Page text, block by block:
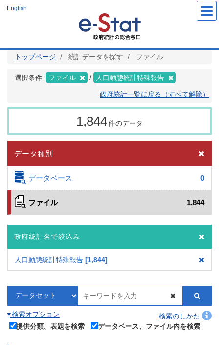
ツ
English
トップページ 統計データを探す ファイル
選択条件: ファイル 人口動態統計特殊報告
政府統計一覧に戻る（すべて解除）
1,844件のデータ
データ種別
データベース 0
ファイル 1,844
政府統計名で絞込み
人口動態統計特殊報告 1,844
検索オプション
検索のしかた
提供分類、表題を検索
データベース、ファイル内を検索